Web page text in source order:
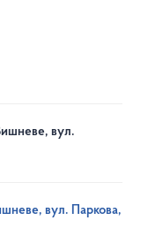
вул.
вул. Паркова,